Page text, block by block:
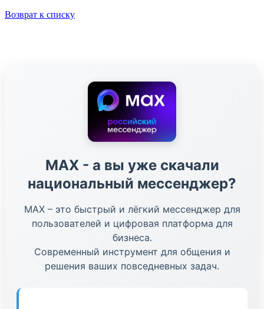
Возврат к списку
МАХ - а вы уже скачали
национальный мессенджер?
МАХ – это быстрый и лёгкий мессенджер для
пользователей и цифровая платформа для
бизнеса.
Современный инструмент для общения и
решения ваших повседневных задач.